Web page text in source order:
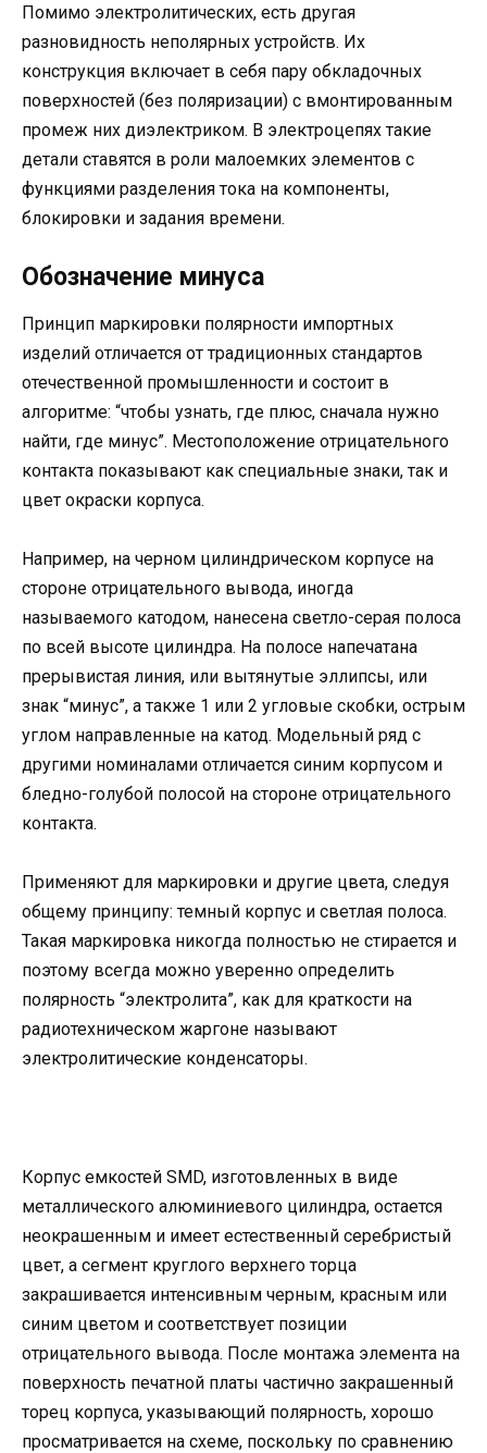
Помимо электролитических, есть другая
разновидность неполярных устройств. Их
конструкция включает в себя пару обкладочных
поверхностей (без поляризации) с вмонтированным
промеж них диэлектриком. В электроцепях такие
детали ставятся в роли малоемких элементов с
функциями разделения тока на компоненты,
блокировки и задания времени.
Обозначение минуса
Принцип маркировки полярности импортных
изделий отличается от традиционных стандартов
отечественной промышленности и состоит в
алгоритме: “чтобы узнать, где плюс, сначала нужно
найти, где минус”. Местоположение отрицательного
контакта показывают как специальные знаки, так и
цвет окраски корпуса.
Например, на черном цилиндрическом корпусе на
стороне отрицательного вывода, иногда
называемого катодом, нанесена светло-серая полоса
по всей высоте цилиндра. На полосе напечатана
прерывистая линия, или вытянутые эллипсы, или
знак “минус”, а также 1 или 2 угловые скобки, острым
углом направленные на катод. Модельный ряд с
другими номиналами отличается синим корпусом и
бледно-голубой полосой на стороне отрицательного
контакта.
Применяют для маркировки и другие цвета, следуя
общему принципу: темный корпус и светлая полоса.
Такая маркировка никогда полностью не стирается и
поэтому всегда можно уверенно определить
полярность “электролита”, как для краткости на
радиотехническом жаргоне называют
электролитические конденсаторы.
Корпус емкостей SMD, изготовленных в виде
металлического алюминиевого цилиндра, остается
неокрашенным и имеет естественный серебристый
цвет, а сегмент круглого верхнего торца
закрашивается интенсивным черным, красным или
синим цветом и соответствует позиции
отрицательного вывода. После монтажа элемента на
поверхность печатной платы частично закрашенный
торец корпуса, указывающий полярность, хорошо
просматривается на схеме, поскольку по сравнению